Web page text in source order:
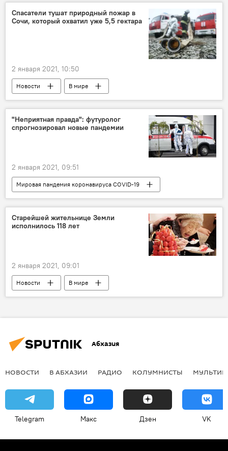
Спасатели тушат природный пожар в
Сочи, который охватил уже 5,5 гектара
2 января 2021, 10:50
Новости В мире
"Неприятная правда": футуролог
спрогнозировал новые пандемии
2 января 2021, 09:51
Мировая пандемия коронавируса COVID-19
Новости
В мире
Старейшей жительнице Земли
исполнилось 118 лет
2 января 2021, 09:01
Новости В мире
Абхазия
НОВОСТИ В АБХАЗИИ РАДИО КОЛУМНИСТЫ
Telegram Макс Дзен VK